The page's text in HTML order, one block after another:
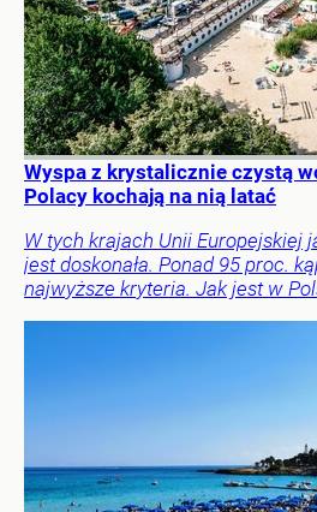
Wyspa z krystalicznie czystą
Polacy kochają na nią latać
W tych krajach Unii Europejskiej
jest doskonała. Ponad 95 proc.
najwyższe kryteria. Jak jest w